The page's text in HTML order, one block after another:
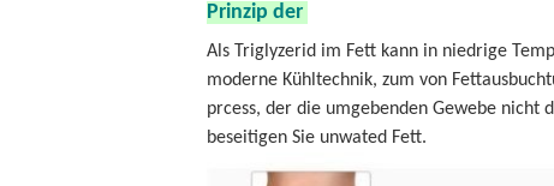
Prinzip der
Als Triglyzerid im Fett kann in niedrige
moderne Kühltechnik, zum von
prcess, der die umgebenden Gewebe nicht
beseitigen Sie unwated Fett.